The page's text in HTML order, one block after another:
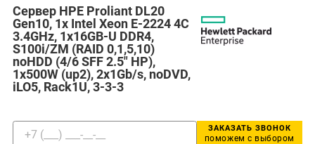
Сервер HPE Proliant DL20
Gen10, 1x Intel Xeon E-2224 4C
3.4GHz, 1x16GB-U DDR4,
S100i/ZM (RAID 0,1,5,10)
noHDD (4/6 SFF 2.5" HP),
1x500W (up2), 2x1Gb/s, noDVD,
iLO5, Rack1U, 3-3-3
ЗАКАЗАТЬ ЗВОНОК
поможем с выбором